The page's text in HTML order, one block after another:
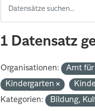
1 Datensatz
Organisationen: Amt
Kindergarten
Kategorien:
Bildung,